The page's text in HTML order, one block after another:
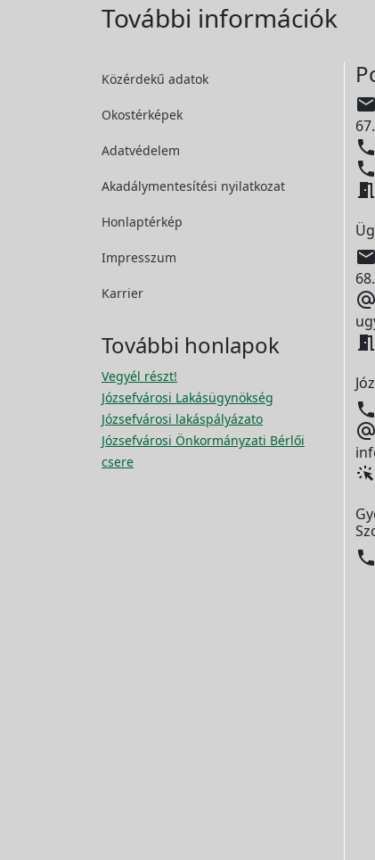
További információk
Közérdekű adatok
Okostérképek
Adatvédelem
Akadálymentesítési nyilatkozat
Honlaptérkép
Impresszum
Karrier
További honlapok
Vegyél részt!
Józsefvárosi Lakásügynökség
Józsefvárosi lakáspályázato
Józsefvárosi Önkormányzati Bérlői
csere

67.




68.




